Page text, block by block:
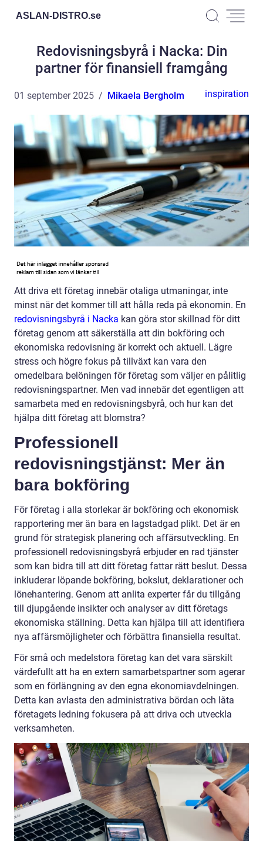
ASLAN-DISTRO.se
Redovisningsbyrå i Nacka: Din
partner för finansiell framgång
01 september 2025 Mikaela Bergholm inspiration
Att driva ett företag innebär otaliga utmaningar, inte
minst när det kommer till att hålla reda på ekonomin. En
redovisningsbyrå i Nacka kan göra stor skillnad för ditt
företag genom att säkerställa att din bokföring och
ekonomiska redovisning är korrekt och aktuell. Lägre
stress och högre fokus på tillväxt kan vara den
omedelbara belöningen för företag som väljer en pålitlig
redovisningspartner. Men vad innebär det egentligen att
samarbeta med en redovisningsbyrå, och hur kan det
hjälpa ditt företag att blomstra?
Professionell
redovisningstjänst: Mer än
bara bokföring
För företag i alla storlekar är bokföring och ekonomisk
rapportering mer än bara en lagstadgad plikt. Det är en
grund för strategisk planering och affärsutveckling. En
professionell redovisningsbyrå erbjuder en rad tjänster
som kan bidra till att ditt företag fattar rätt beslut. Dessa
inkluderar löpande bokföring, bokslut, deklarationer och
lönehantering. Genom att anlita experter får du tillgång
till djupgående insikter och analyser av ditt företags
ekonomiska ställning. Detta kan hjälpa till att identifiera
nya affärsmöjligheter och förbättra finansiella resultat.
För små och medelstora företag kan det vara särskilt
värdefullt att ha en extern samarbetspartner som agerar
som en förlängning av den egna ekonomiavdelningen.
Detta kan avlasta den administrativa bördan och låta
företagets ledning fokusera på att driva och utveckla
verksamheten.